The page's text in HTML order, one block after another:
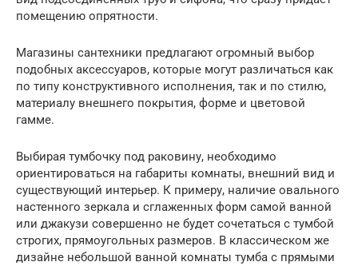
помещению опрятности.
Магазины сантехники предлагают огромный выбор
подобных аксессуаров, которые могут различаться как
по типу конструктивного исполнения, так и по стилю,
материалу внешнего покрытия, форме и цветовой
гамме.
Выбирая тумбочку под раковину, необходимо
ориентироваться на габариты комнаты, внешний вид и
существующий интерьер. К примеру, наличие овального
настенного зеркала и сглаженных форм самой ванной
или джакузи совершенно не будет сочетаться с тумбой
строгих, прямоугольных размеров. В классическом же
дизайне небольшой ванной комнаты тумба с прямыми